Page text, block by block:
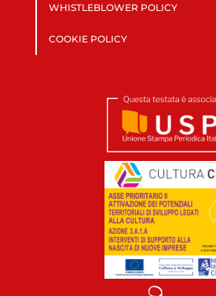
WHISTLEBLOWER POLICY
COOKIE POLICY